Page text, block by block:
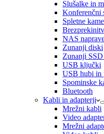
Slušalke in
Konferenčni
Spletne
NAS
Zunanji diski
Zunanji
USB ključki
USB hubi in
Spominske
Bluetooth
Kabli in adapterji
Mrežni kabli
Video
Mrežni